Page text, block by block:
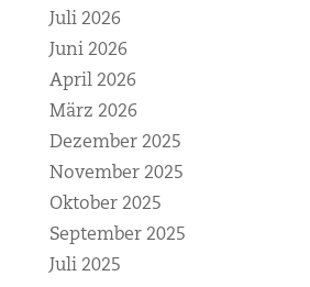
Juli 2026
Juni 2026
April 2026
März 2026
Dezember 2025
November 2025
Oktober 2025
September 2025
Juli 2025